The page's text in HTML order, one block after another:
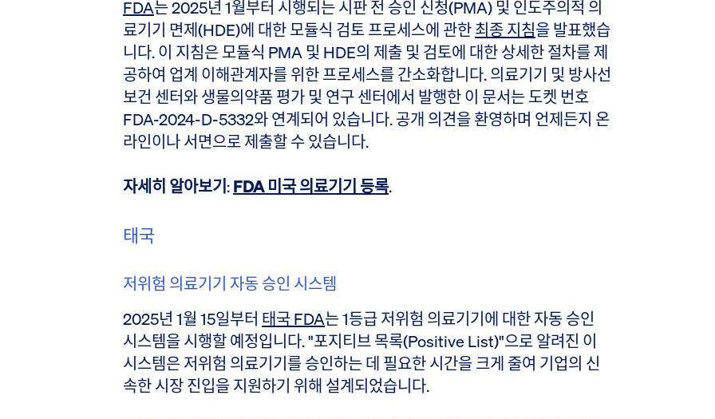
FDA는 2025년 1월부터 시행되는 시판 전 승인 신청(PMA) 및 인도주의적 의
료기기 면제(HDE)에 대한 모듈식 검토 프로세스에 관한최종 지침을 발표했습
니다. 이 지침은 모듈식 PMA 및 HDE의 제출 및 검토에 대한 상세한 절차를 제
공하여 업계 이해관계자를 위한 프로세스를 간소화합니다. 의료기기 및 방사선
보건 센터와 생물의약품 평가 및 연구 센터에서 발행한 이 문서는 도켓 번호
FDA-2024-D-5332와 연계되어 있습니다. 공개 의견을 환영하며 언제든지 온
라인이나 서면으로 제출할 수 있습니다.
자세히 알아보기 :FDA 미국 의료기기 등록.
태국
저위험 의료기기 자동 승인 시스템
2025년 1월 15일부터 태국 FDA는 1등급 저위험 의료기기에 대한 자동 승인
시스템을 시행할 예정입니다. "포지티브 목록(Positive List)"으로 알려진 이
시스템은 저위험 의료기기를 승인하는 데 필요한 시간을 크게 줄여 기업의 신
속한 시장 진입을 지원하기 위해 설계되었습니다.